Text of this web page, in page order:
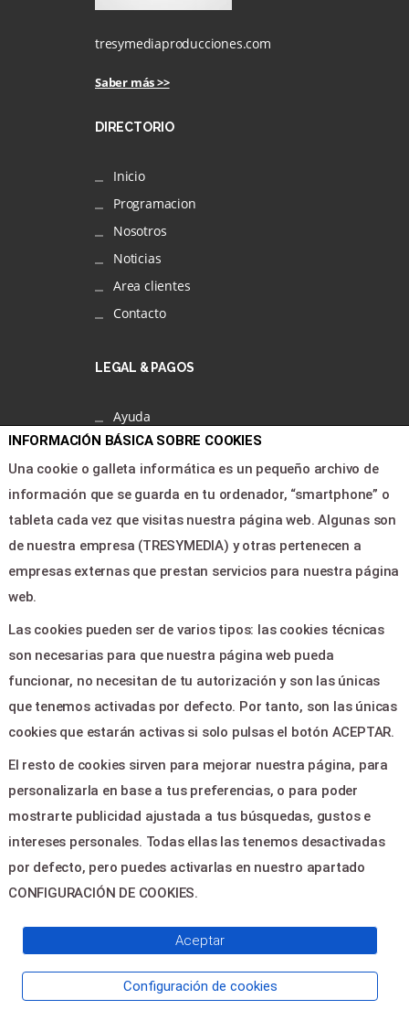
tresymediaproducciones.com
Saber más >>
DIRECTORIO
Inicio
Programacion
Nosotros
Noticias
Area clientes
Contacto
LEGAL & PAGOS
Ayuda
Aviso legal
Política de privacidad
Contactar
Botón de arrepentimiento
CONTACTO
CALLE 45 Nº 663 - La Plata
1900
tresymediaproducciones@gmail.com
221-5599834
© 2026 Powered byAportickets
INFORMACIÓN BÁSICA SOBRE COOKIES
Una cookie o galleta informática es un pequeño archivo de
información que se guarda en tu ordenador, “smartphone” o
tableta cada vez que visitas nuestra página web. Algunas son
de nuestra empresa (TRESYMEDIA) y otras pertenecen a
empresas externas que prestan servicios para nuestra página
web.
Las cookies pueden ser de varios tipos: las cookies técnicas
son necesarias para que nuestra página web pueda
funcionar, no necesitan de tu autorización y son las únicas
que tenemos activadas por defecto. Por tanto, son las únicas
cookies que estarán activas si solo pulsas el botón ACEPTAR.
El resto de cookies sirven para mejorar nuestra página, para
personalizarla en base a tus preferencias, o para poder
mostrarte publicidad ajustada a tus búsquedas, gustos e
intereses personales. Todas ellas las tenemos desactivadas
por defecto, pero puedes activarlas en nuestro apartado
CONFIGURACIÓN DE COOKIES.
Aceptar
Configuración de cookies